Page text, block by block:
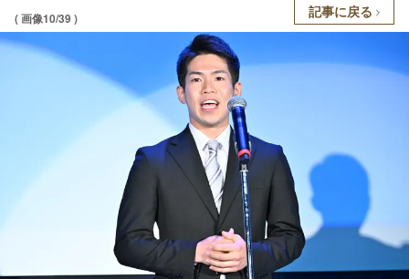
( 画像10/39 ) 記事に戻る